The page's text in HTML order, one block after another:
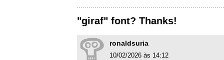
"giraf" font? Thanks!
ronaldsuria
10/02/2026 às 14:12